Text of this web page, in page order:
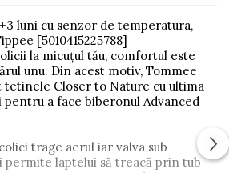
luni cu senzor de temperatura,
[5010415225788]
la micuțul tău, comfortul este
unu. Din acest motiv, Tommee
tetinele Closer to Nature cu ultima
a face biberonul Advanced
trage aerul iar valva sub
permite laptelui să treacă prin tub